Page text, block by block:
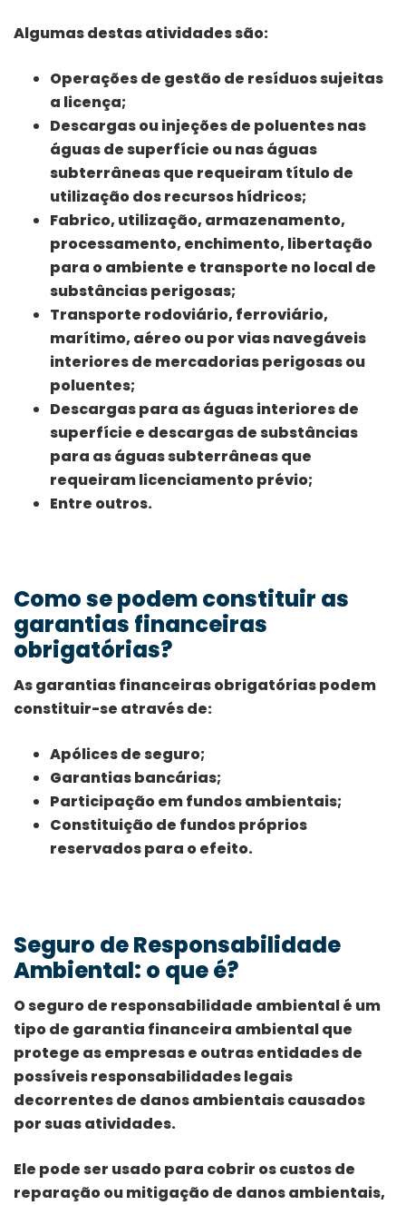
Algumas destas atividades são:
Operações de gestão de resíduos sujeitas
a licença;
Descargas ou injeções de poluentes nas
águas de superfície ou nas águas
subterrâneas que requeiram título de
utilização dos recursos hídricos;
Fabrico, utilização, armazenamento,
processamento, enchimento, libertação
para o ambiente e transporte no local de
substâncias perigosas;
Transporte rodoviário, ferroviário,
marítimo, aéreo ou por vias navegáveis
interiores de mercadorias perigosas ou
poluentes;
Descargas para as águas interiores de
superfície e descargas de substâncias
para as águas subterrâneas que
requeiram licenciamento prévio;
Entre outros.
Como se podem constituir as
garantias financeiras
obrigatórias?
As garantias financeiras obrigatórias podem
constituir-se através de:
Apólices de seguro;
Garantias bancárias;
Participação em fundos ambientais;
Constituição de fundos próprios
reservados para o efeito.
Seguro de Responsabilidade
Ambiental: o que é?
O seguro de responsabilidade ambiental é um
tipo de garantia financeira ambiental que
protege as empresas e outras entidades de
possíveis responsabilidades legais
decorrentes de danos ambientais causados
por suas atividades.
Ele pode ser usado para cobrir os custos de
reparação ou mitigação de danos ambientais,